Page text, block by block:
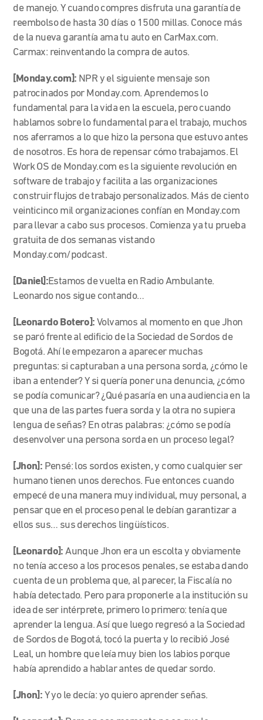
de manejo. Y cuando compres disfruta una garantía de
reembolso de hasta 30 días o 1500 millas. Conoce más
de la nueva garantía ama tu auto en CarMax.com.
Carmax: reinventando la compra de autos.
[Monday.com]: NPR y el siguiente mensaje son
patrocinados por Monday.com. Aprendemos lo
fundamental para la vida en la escuela, pero cuando
hablamos sobre lo fundamental para el trabajo, muchos
nos aferramos a lo que hizo la persona que estuvo antes
de nosotros. Es hora de repensar cómo trabajamos. El
Work OS de Monday.com es la siguiente revolución en
software de trabajo y facilita a las organizaciones
construir flujos de trabajo personalizados. Más de ciento
veinticinco mil organizaciones confían en Monday.com
para llevar a cabo sus procesos. Comienza ya tu prueba
gratuita de dos semanas vistando
Monday.com/podcast.
[Daniel]:Estamos de vuelta en Radio Ambulante.
Leonardo nos sigue contando…
[Leonardo Botero]:Volvamos al momento en que Jhon
se paró frente al edificio de la Sociedad de Sordos de
Bogotá. Ahí le empezaron a aparecer muchas
preguntas: si capturaban a una persona sorda, ¿cómo le
iban a entender? Y si quería poner una denuncia, ¿cómo
se podía comunicar? ¿Qué pasaría en una audiencia en la
que una de las partes fuera sorda y la otra no supiera
lengua de señas? En otras palabras: ¿cómo se podía
desenvolver una persona sorda en un proceso legal?
[Jhon]: Pensé: los sordos existen, y como cualquier ser
humano tienen unos derechos. Fue entonces cuando
empecé de una manera muy individual, muy personal, a
pensar que en el proceso penal le debían garantizar a
ellos sus… sus derechos lingüísticos.
[Leonardo]:Aunque Jhon era un escolta y obviamente
no tenía acceso a los procesos penales, se estaba dando
cuenta de un problema que, al parecer, la Fiscalía no
había detectado. Pero para proponerle a la institución su
idea de ser intérprete, primero lo primero: tenía que
aprender la lengua. Así que luego regresó a la Sociedad
de Sordos de Bogotá, tocó la puerta y lo recibió José
Leal, un hombre que leía muy bien los labios porque
había aprendido a hablar antes de quedar sordo.
[Jhon]: Y yo le decía: yo quiero aprender señas.